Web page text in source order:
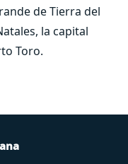
de Tierra del
la capital
Toro.